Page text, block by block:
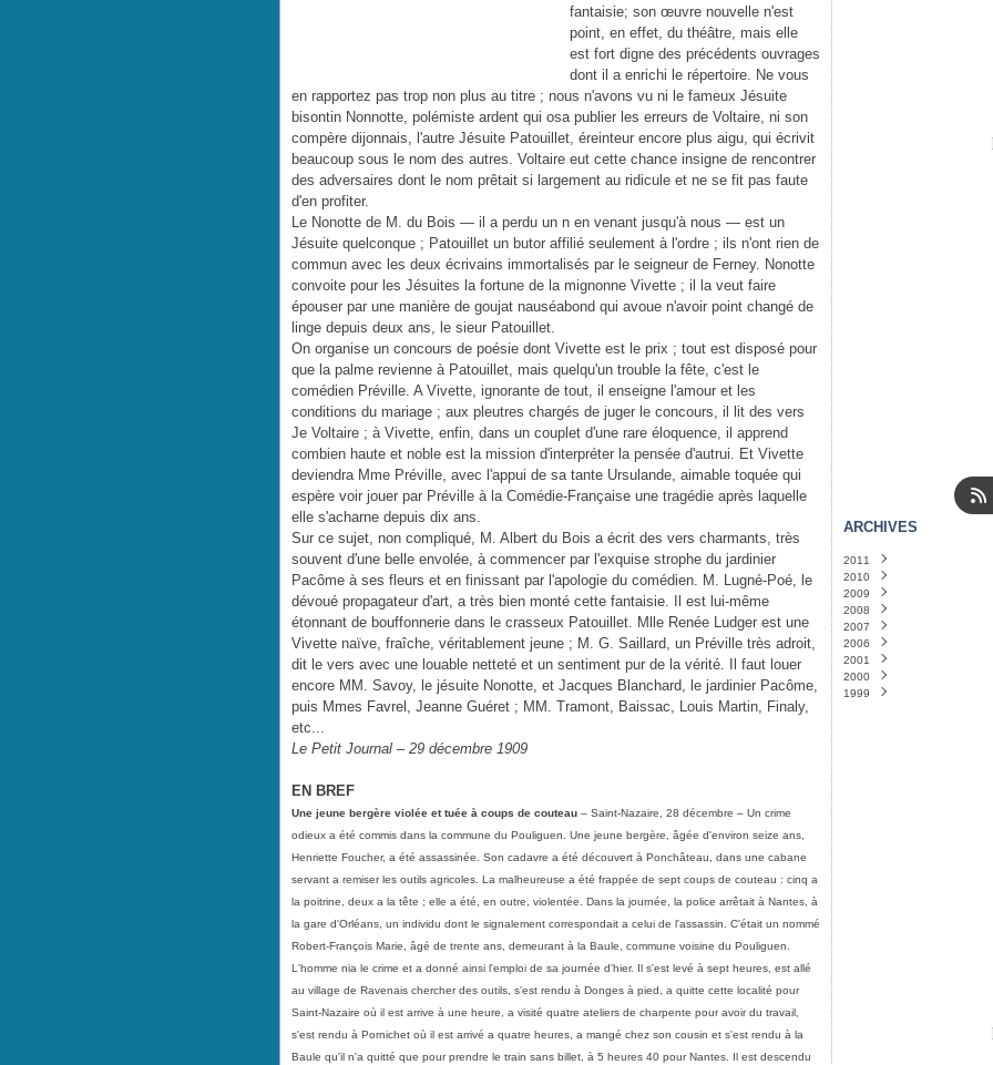
fantaisie; son œuvre nouvelle n'est
point, en effet, du théâtre, mais elle
est fort digne des précédents ouvrages
dont il a enrichi le répertoire. Ne vous
en rapportez pas trop non plus au titre ; nous n'avons vu ni le fameux Jésuite
bisontin Nonnotte, polémiste ardent qui osa publier les erreurs de Voltaire, ni son
compère dijonnais, l'autre Jésuite Patouillet, éreinteur encore plus aigu, qui écrivit
beaucoup sous le nom des autres. Voltaire eut cette chance insigne de rencontrer
des adversaires dont le nom prêtait si largement au ridicule et ne se fit pas faute
d'en profiter.
Le Nonotte de M. du Bois — il a perdu un n en venant jusqu'à nous — est un
Jésuite quelconque ; Patouillet un butor affilié seulement à l'ordre ; ils n'ont rien de
commun avec les deux écrivains immortalisés par le seigneur de Ferney. Nonotte
convoite pour les Jésuites la fortune de la mignonne Vivette ; il la veut faire
épouser par une manière de goujat nauséabond qui avoue n'avoir point changé de
linge depuis deux ans, le sieur Patouillet.
On organise un concours de poésie dont Vivette est le prix ; tout est disposé pour
que la palme revienne à Patouillet, mais quelqu'un trouble la fête, c'est le
comédien Préville. A Vivette, ignorante de tout, il enseigne l'amour et les
conditions du mariage ; aux pleutres chargés de juger le concours, il lit des vers
Je Voltaire ; à Vivette, enfin, dans un couplet d'une rare éloquence, il apprend
combien haute et noble est la mission d'interpréter la pensée d'autrui. Et Vivette
deviendra Mme Préville, avec l'appui de sa tante Ursulande, aimable toquée qui
espère voir jouer par Préville à la Comédie-Française une tragédie après laquelle
elle s'acharne depuis dix ans.
Sur ce sujet, non compliqué, M. Albert du Bois a écrit des vers charmants, très
souvent d'une belle envolée, à commencer par l'exquise strophe du jardinier
Pacôme à ses fleurs et en finissant par l'apologie du comédien. M. Lugné-Poé, le
dévoué propagateur d'art, a très bien monté cette fantaisie. Il est lui-même
étonnant de bouffonnerie dans le crasseux Patouillet. Mlle Renée Ludger est une
Vivette naïve, fraîche, véritablement jeune ; M. G. Saillard, un Préville très adroit,
dit le vers avec une louable netteté et un sentiment pur de la vérité. Il faut louer
encore MM. Savoy, le jésuite Nonotte, et Jacques Blanchard, le jardinier Pacôme,
puis Mmes Favrel, Jeanne Guéret ; MM. Tramont, Baissac, Louis Martin, Finaly,
etc...
Le Petit Journal – 29 décembre 1909
EN BREF
Une jeune bergère violée et tuée à coups de couteau – Saint-Nazaire, 28 décembre – Un crime
odieux a été commis dans la commune du Pouliguen. Une jeune bergère, âgée d'environ seize ans,
Henriette Foucher, a été assassinée. Son cadavre a été découvert à Ponchâteau, dans une cabane
servant a remiser les outils agricoles. La malheureuse a été frappée de sept coups de couteau : cinq a
la poitrine, deux a la tête ; elle a été, en outre, violentée. Dans la journée, la police arrêtait à Nantes, à
la gare d'Orléans, un individu dont le signalement correspondait a celui de l'assassin. C'était un nommé
Robert-François Marie, âgé de trente ans, demeurant à la Baule, commune voisine du Pouliguen.
L'homme nia le crime et a donné ainsi l'emploi de sa journée d'hier. Il s'est levé à sept heures, est allé
au village de Ravenais chercher des outils, s'est rendu à Donges à pied, a quitte cette localité pour
Saint-Nazaire où il est arrive à une heure, a visité quatre ateliers de charpente pour avoir du travail,
s'est rendu à Pornichet où il est arrivé a quatre heures, a mangé chez son cousin et s'est rendu à la
Baule qu'il n'a quitté que pour prendre le train sans billet, à 5 heures 40 pour Nantes. Il est descendu
ARCHIVES
2011
Janvier
2010
Décembre
Novembre
Octobre
Septembre
Août
Juillet
Juin
2009
Décembre
Novembre
Octobre
Septembre
Août
Juillet
2008
Décembre
Novembre
Octobre
Septembre
Août
2007
Décembre
Mai(1)
Mars
2006
Avril
2001
Septembre
Janvier
2000
Novembre
1999